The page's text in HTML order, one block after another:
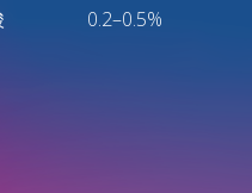
0.2–0.5%